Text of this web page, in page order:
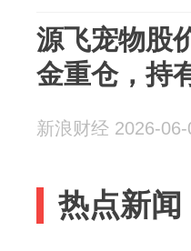
源飞宠物股
金重仓，持
新浪财经 2026-06-
热点新闻